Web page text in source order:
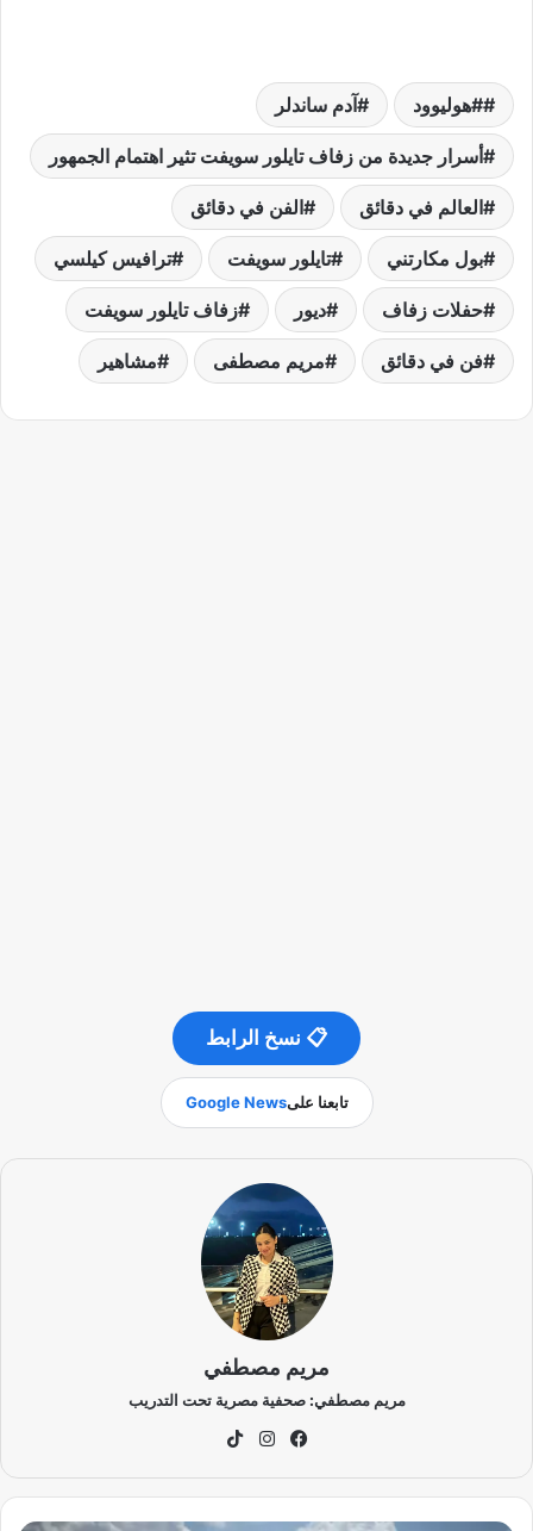
#هوليوود آدم ساندلر
أسرار جديدة من زفاف تايلور سويفت تثير اهتمام الجمهور
العالم في دقائق الفن في دقائق
بول مكارتني تايلور سويفت ترافيس كيلسي
حفلات زفاف ديور زفاف تايلور سويفت
فن في دقائق مريم مصطفى مشاهير
📋 نسخ الرابط
تابعنا علىGoogle News
مريم مصطفي
مريم مصطفي: صحفية مصرية تحت التدريب
في
وك
انس
ام
k